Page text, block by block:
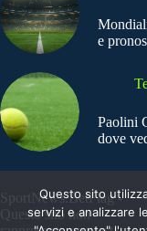
e
Paolini
dove
SportNews.BetFlag -
Questo sito non
Questo sito
servizi e analizzare